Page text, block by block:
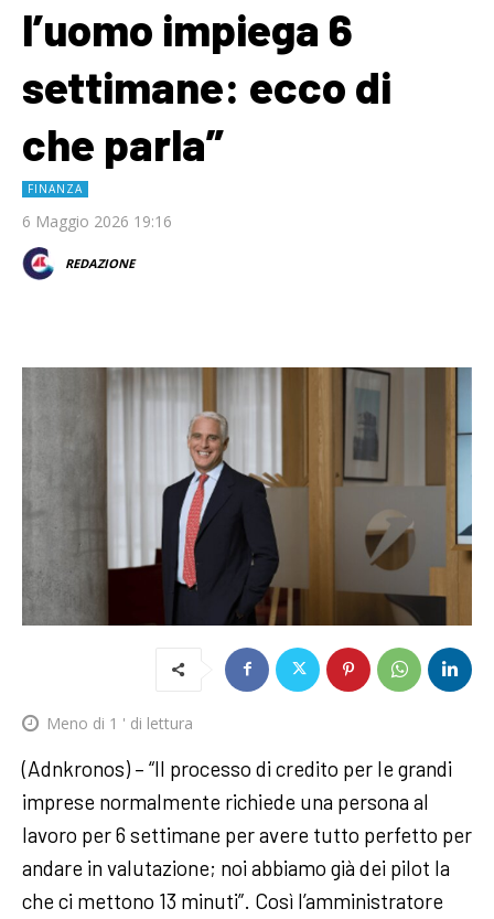
l’uomo impiega 6
settimane: ecco di
che parla”
FINANZA
6 Maggio 2026 19:16
REDAZIONE
Meno di 1 ' di lettura
(Adnkronos) – “Il processo di credito per le grandi
imprese normalmente richiede una persona al
lavoro per 6 settimane per avere tutto perfetto per
andare in valutazione; noi abbiamo già dei pilot Ia
che ci mettono 13 minuti”. Così l’amministratore